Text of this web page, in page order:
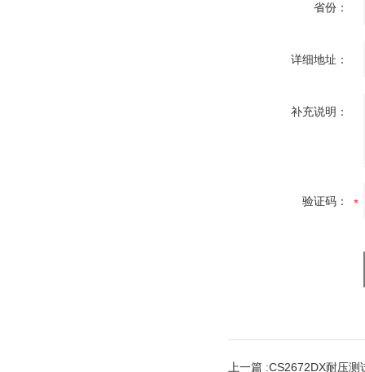
省份：
详细地址：
补充说明：
验证码：
上一篇 :CS2672DX耐压测